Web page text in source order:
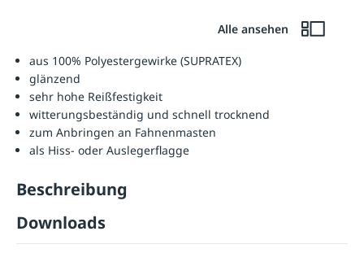
Alle ansehen
aus 100% Polyestergewirke (SUPRATEX)
glänzend
sehr hohe Reißfestigkeit
witterungsbeständig und schnell trocknend
zum Anbringen an Fahnenmasten
als Hiss- oder Auslegerflagge
Beschreibung
Downloads